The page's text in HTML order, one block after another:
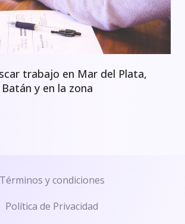
trabajo en Mar del Plata,
y en la zona
Términos y condiciones
Política de Privacidad